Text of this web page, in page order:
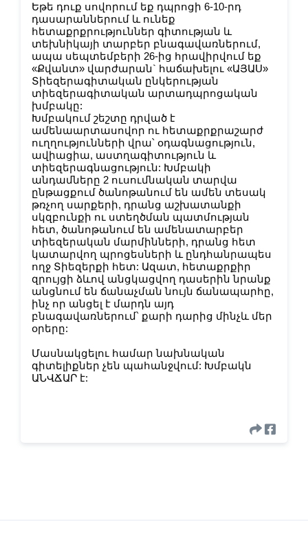
Եթե դուք սովորում եք դպրոցի 6-10-րդ
դասարաններում և ունեք
հետաքրքրություններ գիտության և
տեխնիկայի տարբեր բնագավառներում,
ապա սեպտեմբերի 26-ից հրավիրվում եք
«Քվանտ» վարժարան` հաճախելու «ԱՅԱՍ»
Տիեզերագիտական ընկերության
տիեզերագիտական արտադպրոցական
խմբակը:
Խմբակում շեշտը դրված է
ամենաարտասովոր ու հետաքրքրաշարժ
ուղղու­թյունների վրա՝ օդագնացություն,
ավիացիա, աստղագիտություն և
տիեզերագնա­ցու­թյուն: Խմբակի
անդամները 2 ուսումնական տարվա
ընթացքում ծանոթանում են ամեն տեսակ
թռչող սարքերի, դրանց աշխատանքի
սկզբունքի ու ստեղծման պատմության
հետ, ծանոթանում են ամենատարբեր
տիեզերական մարմինների, դրանց հետ
կատարվող պրոցեսների և ընդհանրապես
ողջ Տիեզերքի հետ: Ազատ, հետաքրքիր
զրույցի ձևով անցկացվող դասերին նրանք
անցնում են ճանաչման նույն ճանապարհը,
ինչ որ անցել է մարդն այդ
բնագավառներում՝ քարի դարից մինչև մեր
օրերը:
Մասնակցելու համար նախնական
գիտելիքներ չեն պահանջվում: Խմբակն
ԱՆՎՃԱՐ է: